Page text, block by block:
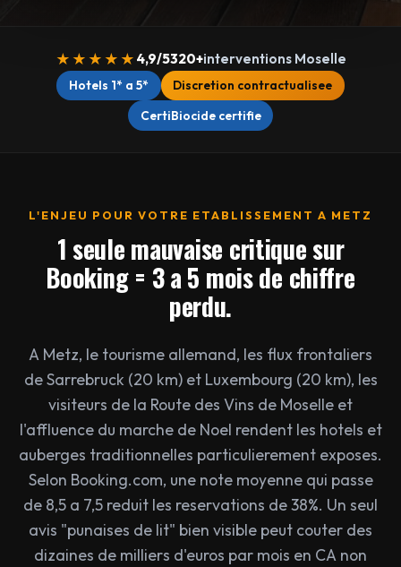
★★★★★ 4,9/5320+interventions Moselle
Hotels 1* a 5*
Discretion contractualisee
CertiBiocide certifie
L'ENJEU POUR VOTRE ETABLISSEMENT A METZ
1 seule mauvaise critique sur
Booking = 3 a 5 mois de chiffre
perdu.
A Metz, le tourisme allemand, les flux frontaliers
de Sarrebruck (20 km) et Luxembourg (20 km), les
visiteurs de la Route des Vins de Moselle et
l'affluence du marche de Noel rendent les hotels et
auberges traditionnelles particulierement exposes.
Selon Booking.com, une note moyenne qui passe
de 8,5 a 7,5 reduit les reservations de 38%. Un seul
avis "punaises de lit" bien visible peut couter des
dizaines de milliers d'euros par mois en CA non